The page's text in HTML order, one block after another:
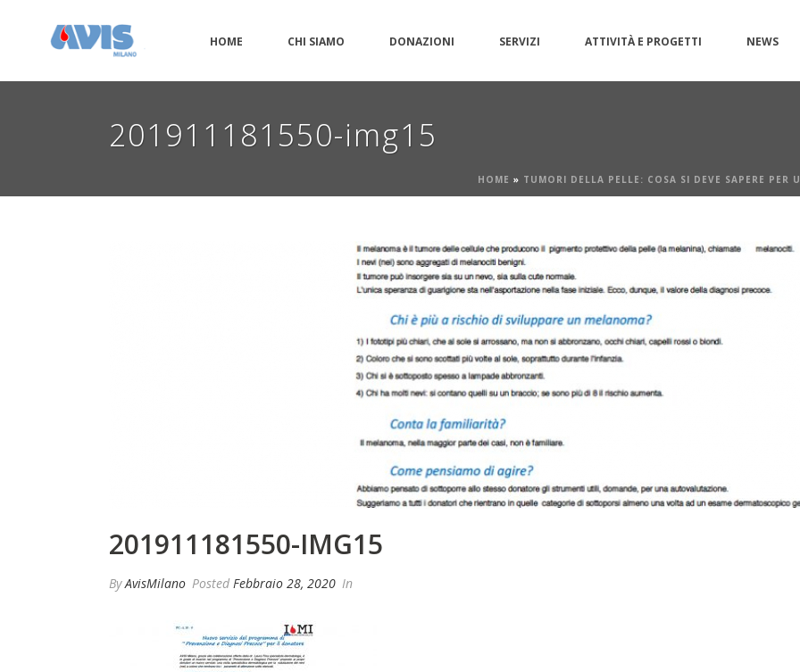
HOME CHI SIAMO DONAZIONI SERVIZI ATTIVITÀ E PROGETTI NEWS
201911181550-img15
HOME » TUMORI DELLA PELLE: COSA SI DEVE SAPERE PER
201911181550-IMG15
ByAvisMilano Posted Febbraio 28, 2020 In